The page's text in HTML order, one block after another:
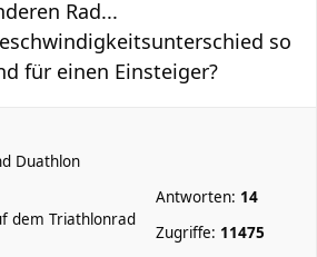
Rad...
so
für einen Einsteiger?
Duathlon
dem Triathlonrad
Antworten: 14
Zugriffe: 11475